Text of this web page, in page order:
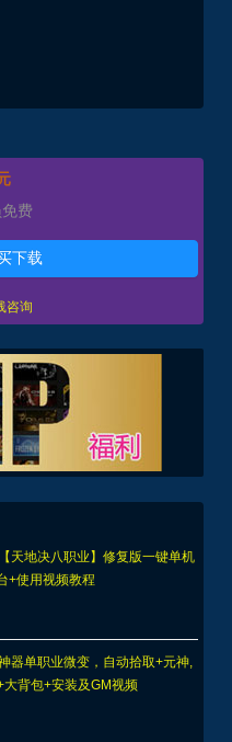
费
下载
咨询
天地决八职业】修复版一键单机
+使用视频教程
器单职业微变，自动拾取+元神,
大背包+安装及GM视频